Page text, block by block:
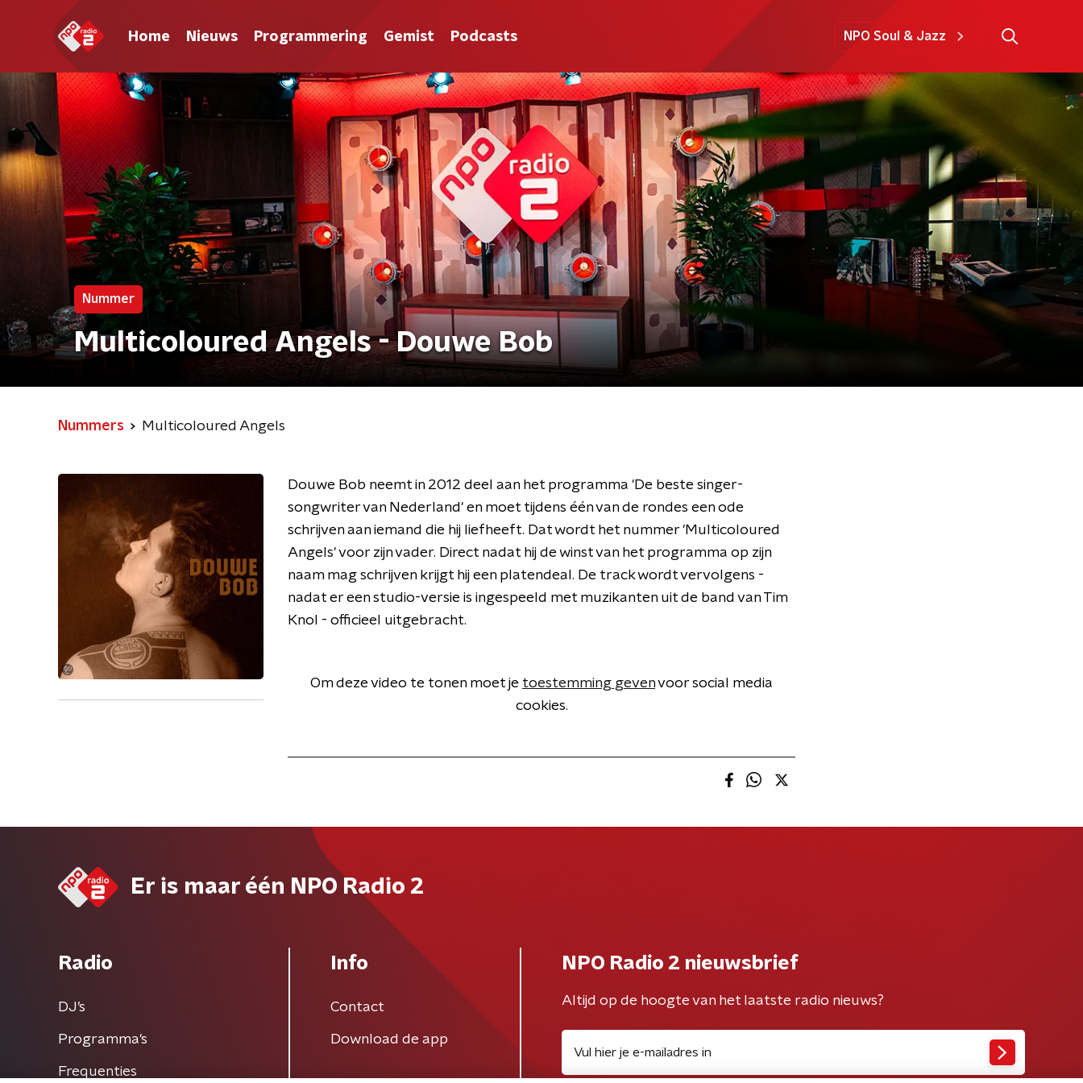
Home Nieuws Programmering Gemist Podcasts NPO Soul & Jazz
Nummer
Multicoloured Angels - Douwe Bob
Nummers Multicoloured Angels
Douwe Bob neemt in 2012 deel aan het programma 'De beste singer-
songwriter van Nederland' en moet tijdens één van de rondes een ode
schrijven aan iemand die hij liefheeft. Dat wordt het nummer 'Multicoloured
Angels' voor zijn vader. Direct nadat hij de winst van het programma op zijn
naam mag schrijven krijgt hij een platendeal. De track wordt vervolgens -
nadat er een studio-versie is ingespeeld met muzikanten uit de band van Tim
Knol - officieel uitgebracht.
Om deze video te tonen moet je toestemming gevenvoor social media
cookies.
Er is maar één NPO Radio 2
Radio
DJ’s
Programma's
Frequenties
Info
Contact
Download de app
NPO Radio 2 nieuwsbrief
Altijd op de hoogte van het laatste radio nieuws?